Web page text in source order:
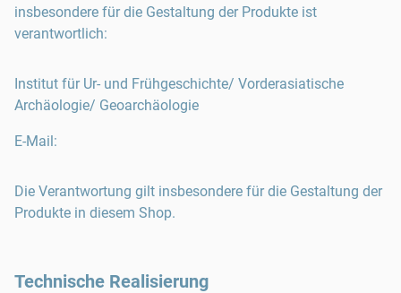
insbesondere für die Gestaltung der Produkte ist
verantwortlich:
Institut für Ur- und Frühgeschichte/ Vorderasiatische
Archäologie/ Geoarchäologie
E-Mail:
Die Verantwortung gilt insbesondere für die Gestaltung der
Produkte in diesem Shop.
Technische Realisierung